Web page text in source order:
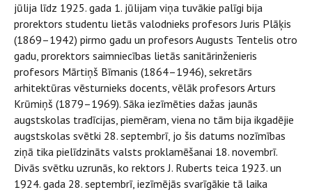
jūlija līdz 1925. gada 1. jūlijam viņa tuvākie palīgi bija
prorektors studentu lietās valodnieks profesors Juris Plāķis
(1869–1942) pirmo gadu un profesors Augusts Tentelis otro
gadu, prorektors saimniecības lietās sanitārinženieris
profesors Mārtiņš Bīmanis (1864–1946), sekretārs
arhitektūras vēsturnieks docents, vēlāk profesors Arturs
Krūmiņš (1879–1969). Sāka iezīmēties dažas jaunās
augstskolas tradīcijas, piemēram, viena no tām bija ikgadējie
augstskolas svētki 28. septembrī, jo šis datums nozīmības
ziņā tika pielīdzināts valsts proklamēšanai 18. novembrī.
Divās svētku uzrunās, ko rektors J. Ruberts teica 1923. un
1924. gada 28. septembrī, iezīmējās svarīgākie tā laika